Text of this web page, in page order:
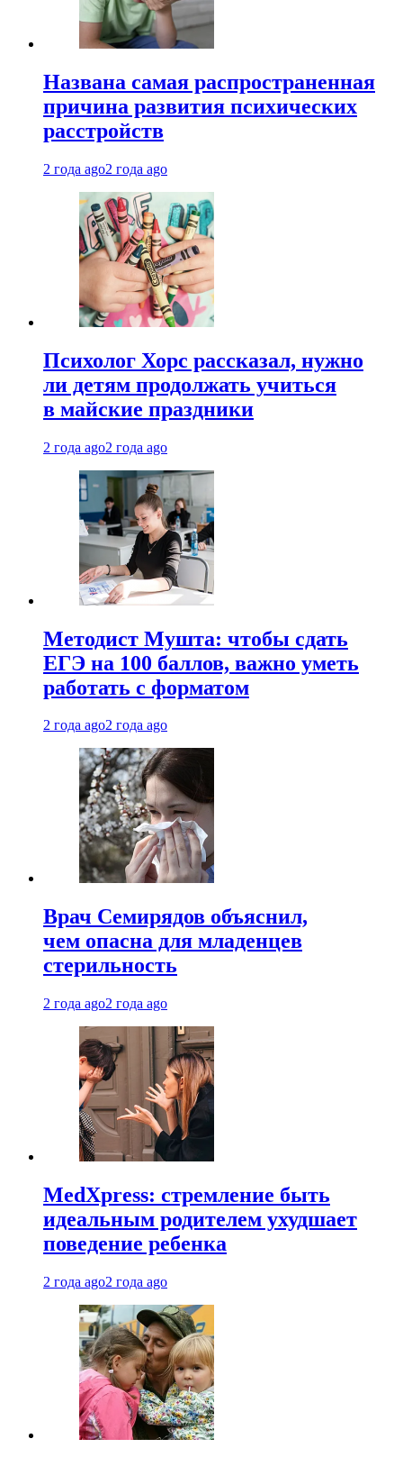
Названа самая распространенная
причина развития психических
расстройств
2 года ago2 года ago
Психолог Хорс рассказал, нужно
ли детям продолжать учиться
в майские праздники
2 года ago2 года ago
Методист Мушта: чтобы сдать
ЕГЭ на 100 баллов, важно уметь
работать с форматом
2 года ago2 года ago
Врач Семирядов объяснил,
чем опасна для младенцев
стерильность
2 года ago2 года ago
MedXpress: стремление быть
идеальным родителем ухудшает
поведение ребенка
2 года ago2 года ago